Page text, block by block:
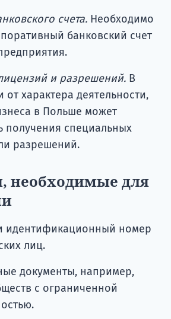
счета. Необходимо
банковский счет
и разрешений. В
от характера деятельности,
в Польше может
получения специальных
разрешений.
необходимые для
идентификационный номер
лиц.
документы, например,
с ограниченной